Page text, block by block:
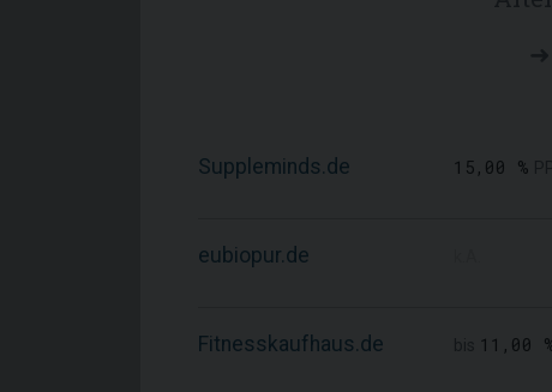
Suppleminds.de 15,00 %
eubiopur.de
Fitnesskaufhaus.de 11,00